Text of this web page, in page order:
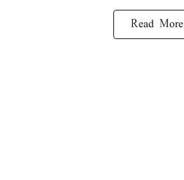
Read More